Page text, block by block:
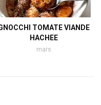
TOMATE VIANDE
HACHEE
mars